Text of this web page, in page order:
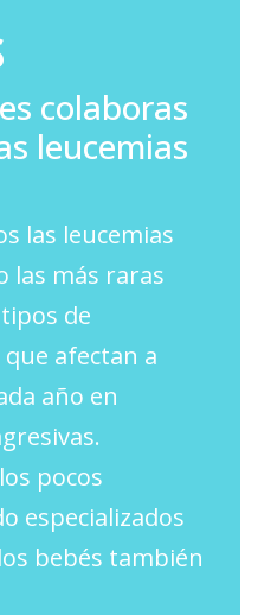
colaboras
leucemias
las leucemias
las más raras
de
afectan a
año en
pocos
especializados
bebés también